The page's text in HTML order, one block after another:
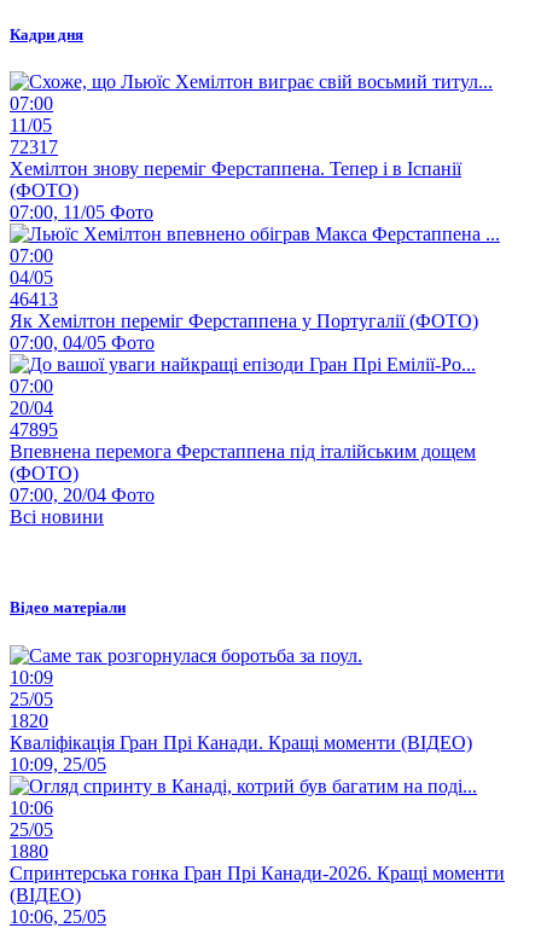
Кадри дня
07:00
11/05
72317
Хемілтон знову переміг Ферстаппена. Тепер і в Іспанії
(ФОТО)
07:00, 11/05 Фото
07:00
04/05
46413
Як Хемілтон переміг Ферстаппена у Португалії (ФОТО)
07:00, 04/05 Фото
07:00
20/04
47895
Впевнена перемога Ферстаппена під італійським дощем
(ФОТО)
07:00, 20/04 Фото
Всі новини
Відео матеріали
10:09
25/05
1820
Кваліфікація Гран Прі Канади. Кращі моменти (ВІДЕО)
10:09, 25/05
10:06
25/05
1880
Спринтерська гонка Гран Прі Канади-2026. Кращі моменти
(ВІДЕО)
10:06, 25/05